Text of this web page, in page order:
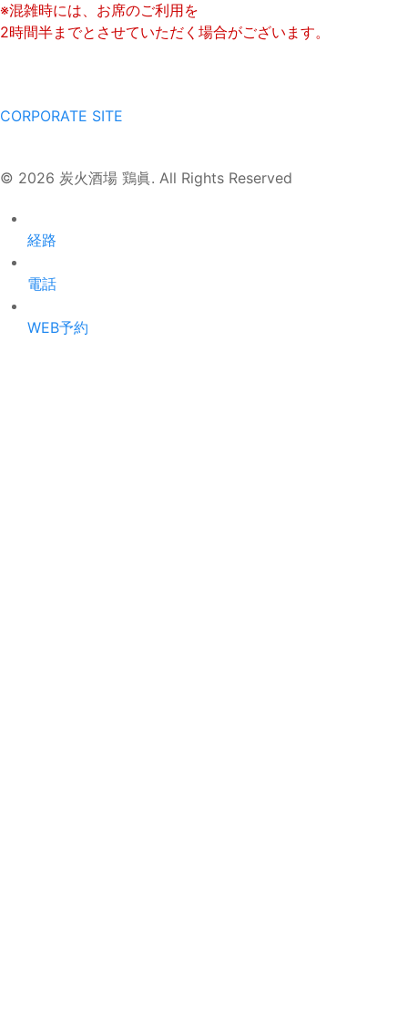
※混雑時には、お席のご利用を
2時間半までとさせていただく場合がございます。
CORPORATE SITE
© 2026 炭火酒場 鶏眞. All Rights Reserved
経路
電話
WEB予約